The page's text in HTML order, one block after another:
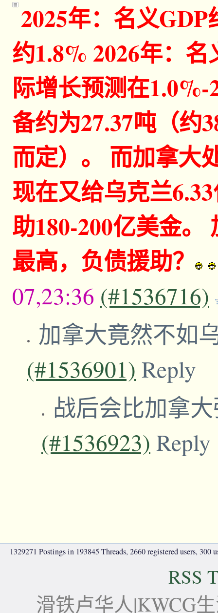
2025年：名义
约1.8% 2026年：
际增长预测在
备约为27.37吨（约
而定）。 而加拿大
现在又给乌克兰
助180-200亿美金
最高，负债援助？
07,23:36 (#1536716)
加拿大竟然不如
(#1536901) Reply
战后会比加拿
(#1536923) Reply
1329271 Postings in 193845 Threads, 2660 registered users, 300
RSS
滑铁卢华人|KWCG